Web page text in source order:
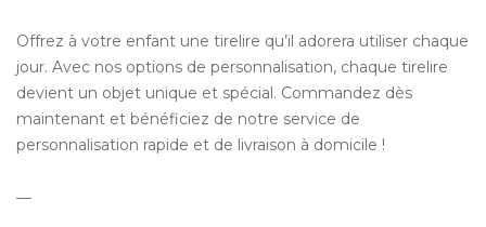
Offrez à votre enfant une tirelire qu’il adorera utiliser chaque
jour. Avec nos options de personnalisation, chaque tirelire
devient un objet unique et spécial. Commandez dès
maintenant et bénéficiez de notre service de
personnalisation rapide et de livraison à domicile !
—